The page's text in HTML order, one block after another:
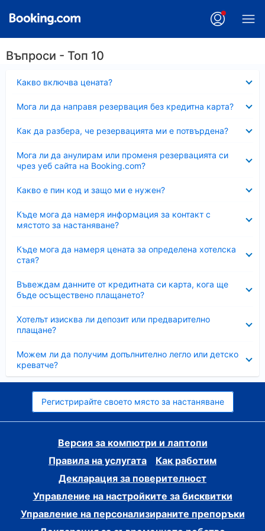
Въпроси - Топ 10
Какво включва цената?
Мога ли да направя резервация без кредитна карта?
Как да разбера, че резервацията ми е потвърдена?
Мога ли да анулирам или променя резервацията си
чрез уеб сайта на Booking.com?
Какво е пин код и защо ми е нужен?
Къде мога да намеря информация за контакт с
мястото за настаняване?
Къде мога да намеря цената за определена хотелска
стая?
Въвеждам данните от кредитната си карта, кога ще
бъде осъществено плащането?
Хотелът изисква ли депозит или предварително
плащане?
Можем ли да получим допълнително легло или детско
креватче?
Регистрирайте своето място за настаняване
Версия за компютри и лаптопи
Правила на услугата
Как работим
Декларация за поверителност
Управление на настройките за бисквитки
Управление на персонализираните препоръки